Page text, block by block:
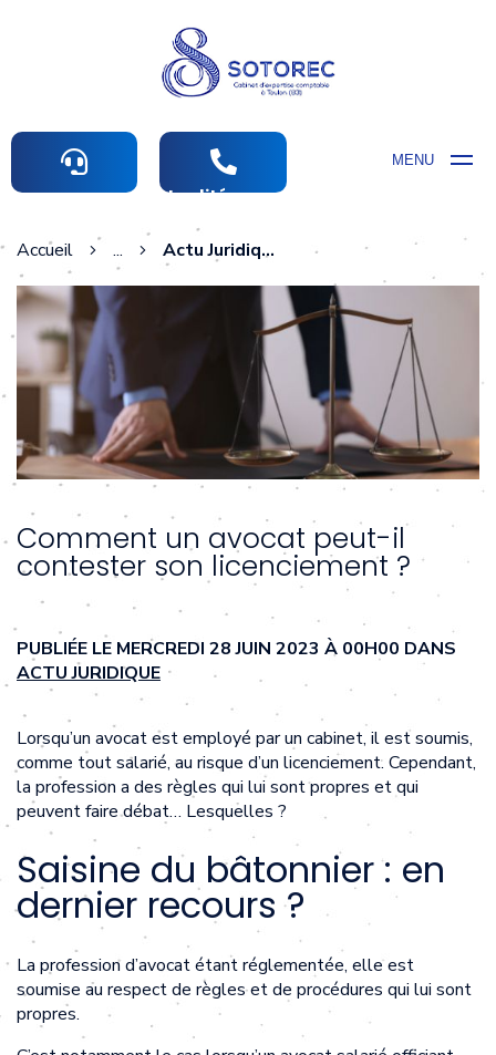
MENU
Actualités comptables
Accueil ... Actu Juridique
Comment un avocat peut-il
contester son licenciement ?
PUBLIÉE LE MERCREDI 28 JUIN 2023 À 00H00 DANS
ACTU JURIDIQUE
Lorsqu’un avocat est employé par un cabinet, il est soumis,
comme tout salarié, au risque d’un licenciement. Cependant,
la profession a des règles qui lui sont propres et qui
peuvent faire débat… Lesquelles ?
Saisine du bâtonnier : en
dernier recours ?
La profession d’avocat étant réglementée, elle est
soumise au respect de règles et de procédures qui lui sont
propres.